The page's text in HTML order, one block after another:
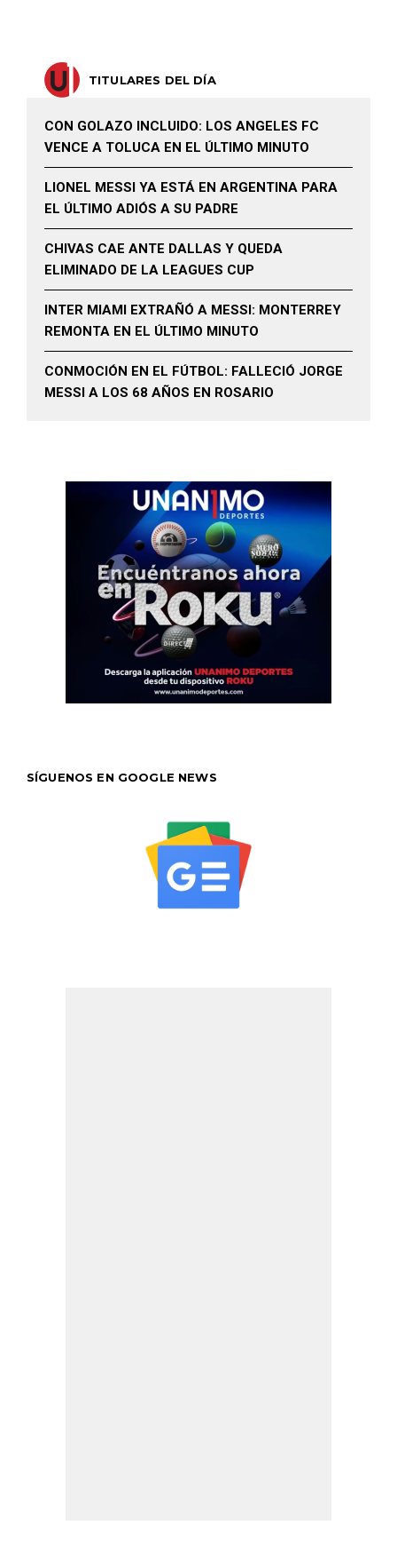
TITULARES DEL DÍA
CON GOLAZO INCLUIDO: LOS ANGELES FC
VENCE A TOLUCA EN EL ÚLTIMO MINUTO
LIONEL MESSI YA ESTÁ EN ARGENTINA PARA
EL ÚLTIMO ADIÓS A SU PADRE
CHIVAS CAE ANTE DALLAS Y QUEDA
ELIMINADO DE LA LEAGUES CUP
INTER MIAMI EXTRAÑÓ A MESSI: MONTERREY
REMONTA EN EL ÚLTIMO MINUTO
CONMOCIÓN EN EL FÚTBOL: FALLECIÓ JORGE
MESSI A LOS 68 AÑOS EN ROSARIO
SÍGUENOS EN GOOGLE NEWS